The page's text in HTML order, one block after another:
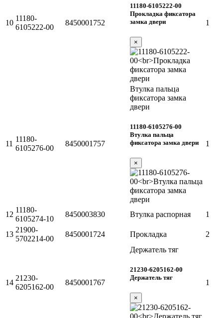
10
11180-
6105222-00
8450001752
11180-6105222-00
Прокладка фиксатора
замка двери
×
1
11
11180-
6105276-00
8450001757
Втулка пальца
фиксатора замка
двери
11180-6105276-00
Втулка пальца
фиксатора замка двери
×
1
12
11180-
6105274-10
8450003830 Втулка распорная 1
13
21900-
5702214-00
8450001724 Прокладка 2
14
21230-
6205162-00
8450001767
Держатель тяг
21230-6205162-00
Держатель тяг
×
1